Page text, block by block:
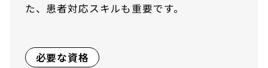
た、患者対応スキルも重要です。
必要な資格